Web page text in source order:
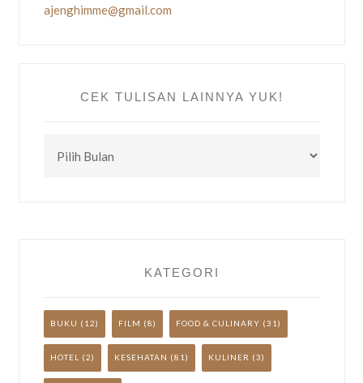
ajenghimme@gmail.com
CEK TULISAN LAINNYA YUK!
TULISAN
KATEGORI
BUKU (12) FILM (8) FOOD & CULINARY (31)
HOTEL (2) KESEHATAN (81) KULINER (3)